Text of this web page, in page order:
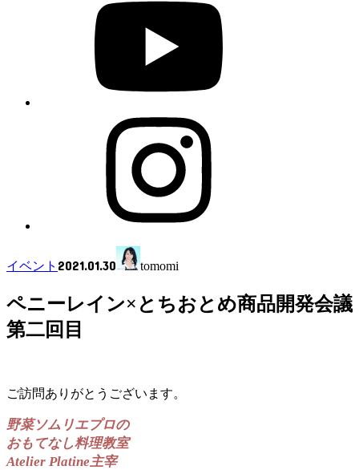
イベント 2021.01.30 tomomi
ペニーレイン×とちおとめ商品開発会議
第二回目
ご訪問ありがとうございます。
野菜ソムリエプロの
おもてなし料理教室
Atelier Platine主宰